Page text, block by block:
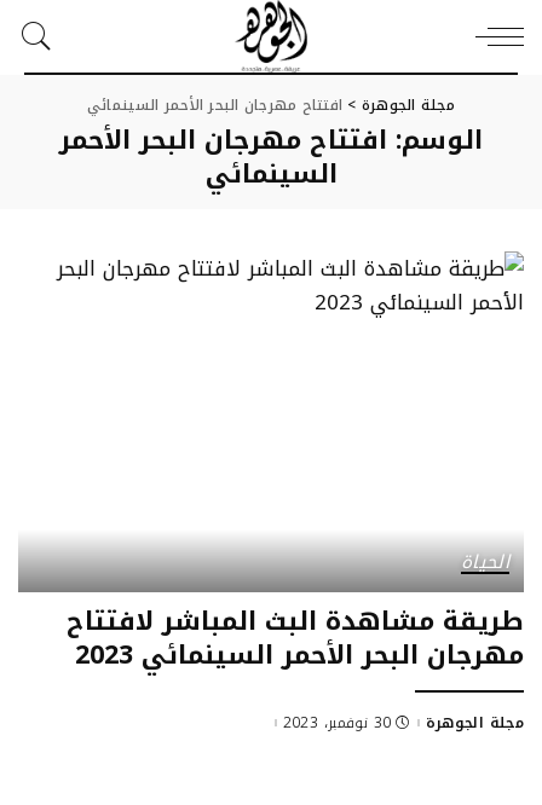
مجلة الجوهرة > افتتاح مهرجان البحر الأحمر السينمائي
الوسم: افتتاح مهرجان البحر الأحمر
السينمائي
الحياة
طريقة مشاهدة البث المباشر لافتتاح
مهرجان البحر الأحمر السينمائي 2023
Posted
مجلة الجوهرة 30 نوفمبر، 2023